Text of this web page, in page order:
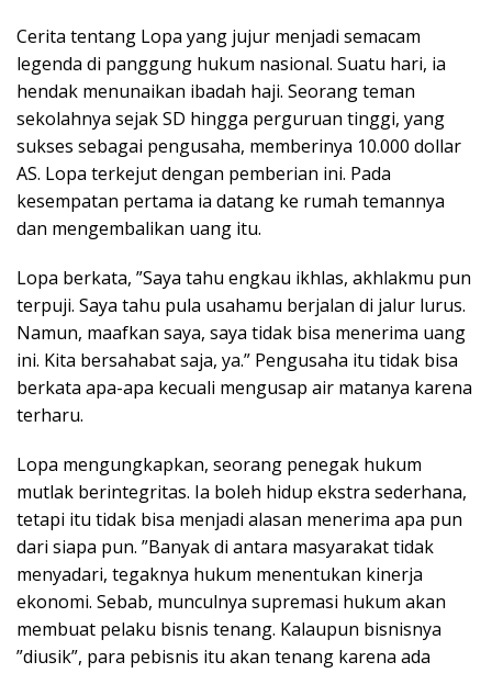
Cerita tentang Lopa yang jujur menjadi semacam
legenda di panggung hukum nasional. Suatu hari, ia
hendak menunaikan ibadah haji. Seorang teman
sekolahnya sejak SD hingga perguruan tinggi, yang
sukses sebagai pengusaha, memberinya 10.000 dollar
AS. Lopa terkejut dengan pemberian ini. Pada
kesempatan pertama ia datang ke rumah temannya
dan mengembalikan uang itu.
Lopa berkata, ”Saya tahu engkau ikhlas, akhlakmu pun
terpuji. Saya tahu pula usahamu berjalan di jalur lurus.
Namun, maafkan saya, saya tidak bisa menerima uang
ini. Kita bersahabat saja, ya.” Pengusaha itu tidak bisa
berkata apa-apa kecuali mengusap air matanya karena
terharu.
Lopa mengungkapkan, seorang penegak hukum
mutlak berintegritas. Ia boleh hidup ekstra sederhana,
tetapi itu tidak bisa menjadi alasan menerima apa pun
dari siapa pun. ”Banyak di antara masyarakat tidak
menyadari, tegaknya hukum menentukan kinerja
ekonomi. Sebab, munculnya supremasi hukum akan
membuat pelaku bisnis tenang. Kalaupun bisnisnya
”diusik”, para pebisnis itu akan tenang karena ada